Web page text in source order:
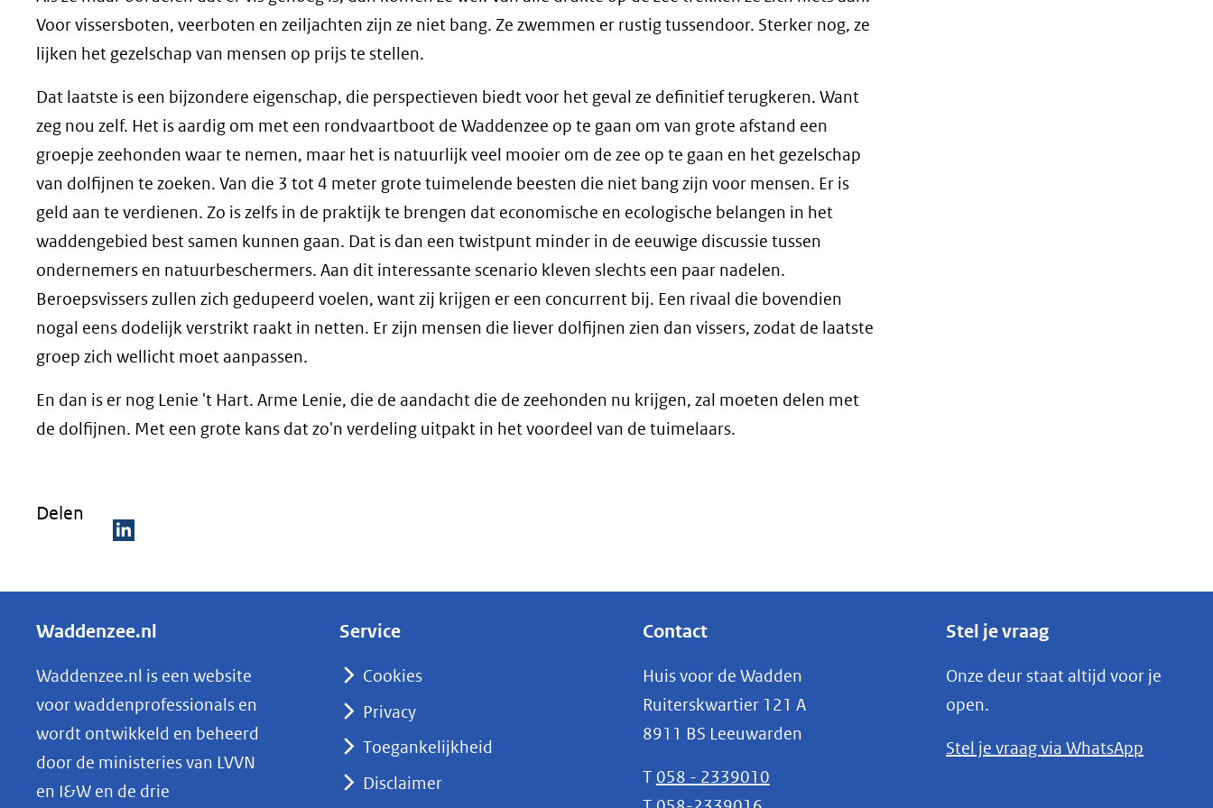
Voor vissersboten, veerboten en zeiljachten zijn ze niet bang. Ze zwemmen er rustig tussendoor. Sterker nog, ze
lijken het gezelschap van mensen op prijs te stellen.
Dat laatste is een bijzondere eigenschap, die perspectieven biedt voor het geval ze definitief terugkeren. Want
zeg nou zelf. Het is aardig om met een rondvaartboot de Waddenzee op te gaan om van grote afstand een
groepje zeehonden waar te nemen, maar het is natuurlijk veel mooier om de zee op te gaan en het gezelschap
van dolfijnen te zoeken. Van die 3 tot 4 meter grote tuimelende beesten die niet bang zijn voor mensen. Er is
geld aan te verdienen. Zo is zelfs in de praktijk te brengen dat economische en ecologische belangen in het
waddengebied best samen kunnen gaan. Dat is dan een twistpunt minder in de eeuwige discussie tussen
ondernemers en natuurbeschermers. Aan dit interessante scenario kleven slechts een paar nadelen.
Beroepsvissers zullen zich gedupeerd voelen, want zij krijgen er een concurrent bij. Een rivaal die bovendien
nogal eens dodelijk verstrikt raakt in netten. Er zijn mensen die liever dolfijnen zien dan vissers, zodat de laatste
groep zich wellicht moet aanpassen.
En dan is er nog Lenie 't Hart. Arme Lenie, die de aandacht die de zeehonden nu krijgen, zal moeten delen met
de dolfijnen. Met een grote kans dat zo'n verdeling uitpakt in het voordeel van de tuimelaars.
Delen
e
e
n
o
p
L
Waddenzee.nl
Waddenzee.nl is een website
voor waddenprofessionals en
wordt ontwikkeld en beheerd
door de ministeries van LVVN
en I&W en de drie
Service
Cookies
Privacy
Toegankelijkheid
Disclaimer
Contact
Huis voor de Wadden
Ruiterskwartier 121 A
8911 BS Leeuwarden
T 058 - 2339010
Stel je vraag
Onze deur staat altijd voor je
open.
Stel je vraag via WhatsApp